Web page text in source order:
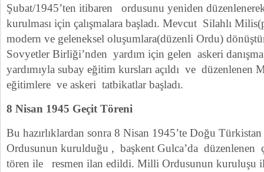
Şubat/1945’ten itibaren ordusunu yeniden
kurulması için çalışmalara başladı. Mevcut Silahlı
modern ve geleneksel oluşumlara(düzenli Ordu)
Sovyetler Birliği’nden yardım için gelen askeri
yardımıyla subay eğitim kursları açıldı ve
eğitimlere ve askeri tatbikatlar başladı.
8 Nisan 1945 Geçit Töreni
Bu hazırlıklardan sonra 8 Nisan 1945’te Doğu
Ordusunun kurulduğu , başkent Gulca’da
tören ile resmen ilan edildi. Milli Ordusunun kuruluşu